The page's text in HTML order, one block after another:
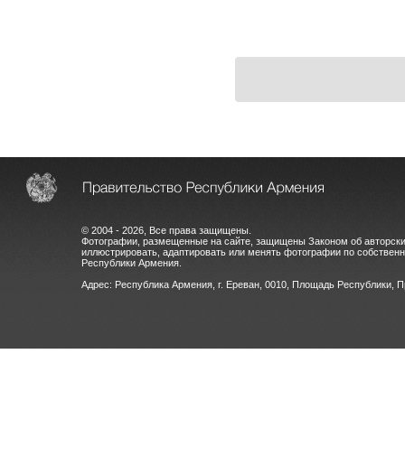
© 2004 - 2026, Все права защищены.
Фотографии, размещенные на сайте, защищены Законом об
иллюстрировать, адаптировать или менять фотографии по
Республики Армения.
Адрес: Республика Армения, г. Ереван, 0010, Площадь Республики,